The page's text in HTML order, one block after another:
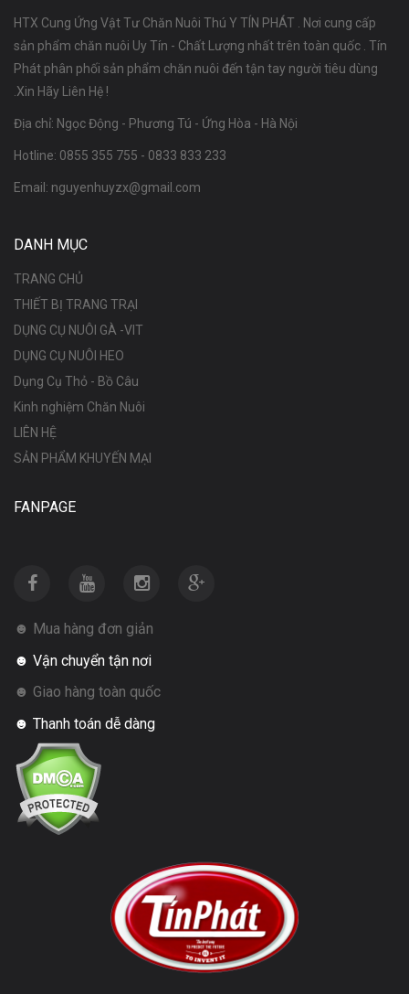
HTX Cung Ứng Vật Tư Chăn Nuôi Thú Y TÍN PHÁT . Nơi cung cấp
sản phẩm chăn nuôi Uy Tín - Chất Lượng nhất trên toàn quốc . Tín
Phát phân phối sản phẩm chăn nuôi đến tận tay người tiêu dùng
.Xin Hãy Liên Hệ !
Địa chỉ: Ngọc Động - Phương Tú - Ứng Hòa - Hà Nội
Hotline: 0855 355 755 - 0833 833 233
Email: nguyenhuyzx@gmail.com
DANH MỤC
TRANG CHỦ
THIẾT BỊ TRANG TRẠI
DỤNG CỤ NUÔI GÀ -VIT
DỤNG CỤ NUÔI HEO
Dụng Cụ Thỏ - Bồ Câu
Kinh nghiệm Chăn Nuôi
LIÊN HỆ
SẢN PHẨM KHUYẾN MẠI
FANPAGE
☻ Mua hàng đơn giản
☻ Vận chuyển tận nơi
☻ Giao hàng toàn quốc
☻ Thanh toán dễ dàng